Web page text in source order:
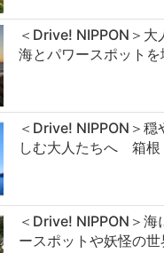
＜Drive! NIPPON＞大
海とパワースポット
＜Drive! NIPPON＞穏
しむ大人たちへ 箱
＜Drive! NIPPON＞海
ースポットや妖怪の